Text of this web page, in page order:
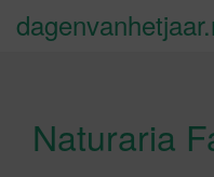
Naturaria